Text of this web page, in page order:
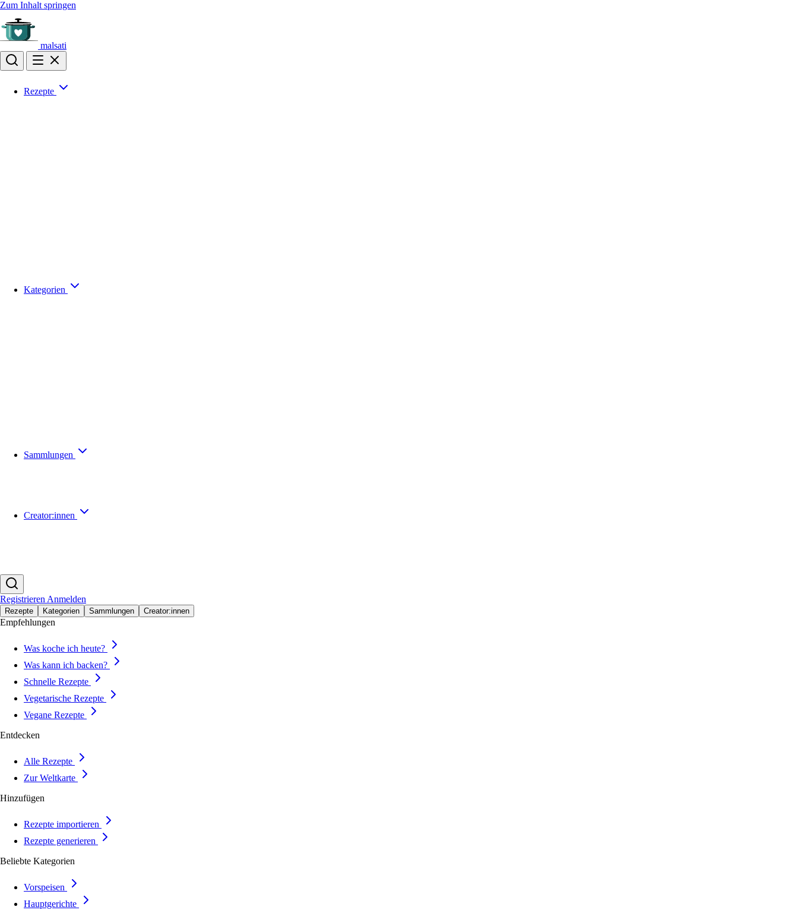
Zum Inhalt springen
malsati
Rezepte
Kategorien
Sammlungen
Creator:innen
Registrieren Anmelden
Rezepte Kategorien Sammlungen Creator:innen
Empfehlungen
Was koche ich heute?
Was kann ich backen?
Schnelle Rezepte
Vegetarische Rezepte
Vegane Rezepte
Entdecken
Alle Rezepte
Zur Weltkarte
Hinzufügen
Rezepte importieren
Rezepte generieren
Beliebte Kategorien
Vorspeisen
Hauptgerichte